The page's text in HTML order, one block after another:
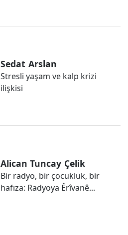
Sedat Arslan
Stresli yaşam ve kalp krizi
ilişkisi
Alican Tuncay Çelik
Bir radyo, bir çocukluk, bir
hafıza: Radyoya Êrîvanê...